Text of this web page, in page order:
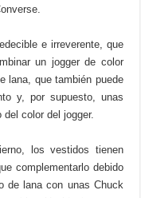
e irreverente, que
un jogger de color
lana, que también puede
y, por supuesto, unas
color del jogger.
los vestidos tienen
complementarlo debido
de lana con unas Chuck